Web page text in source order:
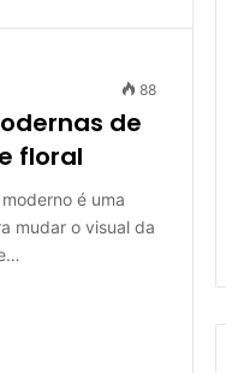
88
de
floral
é uma
mudar o visual da